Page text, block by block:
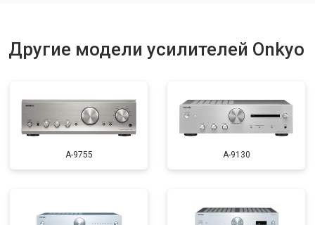
Другие модели усилителей Onkyo
A-9755 A-9130